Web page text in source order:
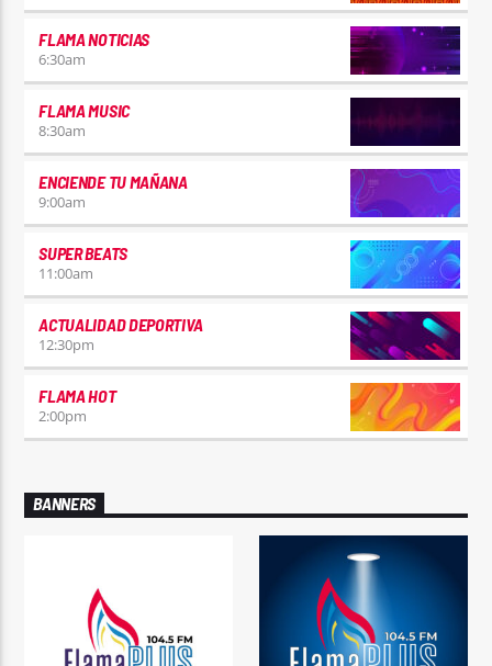
FLAMA NOTICIAS
6:30am
FLAMA MUSIC
8:30am
ENCIENDE TU MAÑANA
9:00am
SUPER BEATS
11:00am
ACTUALIDAD DEPORTIVA
12:30pm
FLAMA HOT
2:00pm
BANNERS